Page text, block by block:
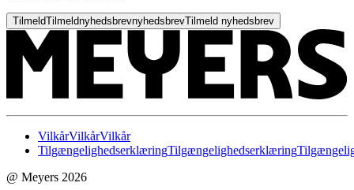
TilmeldTilmeldnyhedsbrevnyhedsbrevTilmeld nyhedsbrev
VilkårVilkårVilkår
TilgængelighedserklæringTilgængelighedserklæring
@ Meyers 2026